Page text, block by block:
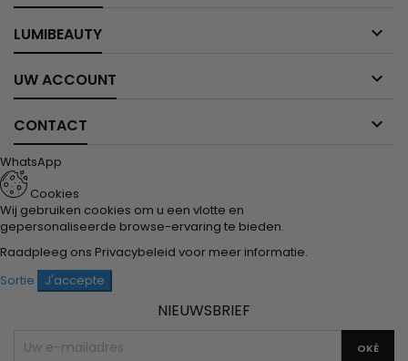
LUMIBEAUTY 
UW ACCOUNT 
CONTACT 
WhatsApp
Cookies
Wij gebruiken cookies om u een vlotte en
gepersonaliseerde browse-ervaring te bieden.
Raadpleeg ons Privacybeleid voor meer informatie.
Sortie
J'accepte
NIEUWSBRIEF